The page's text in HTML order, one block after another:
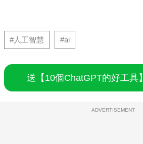
#人工智慧 #ai
送【10個ChatGPT的好工具
ADVERTISEMENT